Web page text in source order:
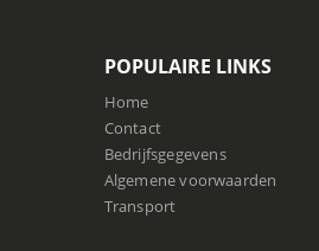
POPULAIRE LINKS
Home
Contact
Bedrijfsgegevens
Algemene voorwaarden
Transport